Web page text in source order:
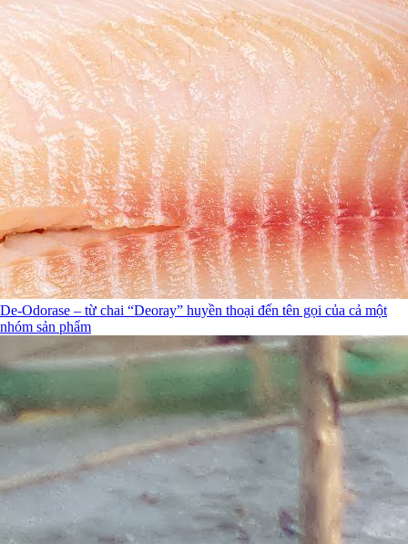
De-Odorase – từ chai “Deoray” huyền thoại đến tên gọi của cả một
nhóm sản phẩm